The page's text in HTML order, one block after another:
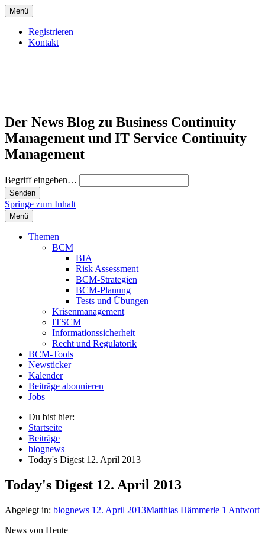
Menü
Registrieren
Kontakt
Der News Blog zu Business Continuity
Management und IT Service Continuity
Management
Begriff eingeben…
Springe zum Inhalt
Menü
Themen
BCM
BIA
Risk Assessment
BCM-Strategien
BCM-Planung
Tests und Übungen
Krisenmanagement
ITSCM
Informationssicherheit
Recht und Regulatorik
BCM-Tools
Newsticker
Kalender
Beiträge abonnieren
Jobs
Du bist hier:
Startseite
Beiträge
blognews
Today's Digest 12. April 2013
Today's Digest 12. April 2013
Abgelegt in: blognews 12. April 2013Matthias Hämmerle 1 Antwort
News von Heute